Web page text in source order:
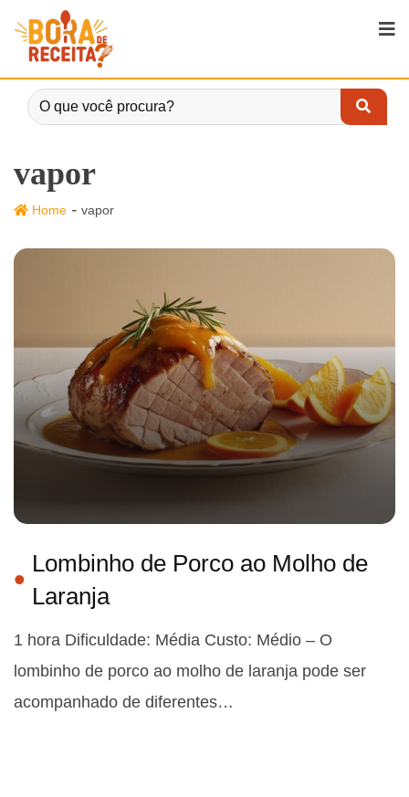
vapor
Home - vapor
Lombinho de Porco ao Molho de
Laranja
1 hora Dificuldade: Média Custo: Médio – O
lombinho de porco ao molho de laranja pode ser
acompanhado de diferentes…